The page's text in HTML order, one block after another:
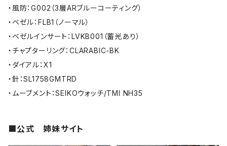
・風防：G002（3層ARブルーコーティング）
・ベゼル：FLB1（ノーマル）
・ベゼルインサート：LVKB001（蓄光あり）
・チャプターリング：CLARABIC-BK
・ダイアル：X1
・針：SL1758GMTRD
・ムーブメント：SEIKOウォッチ/TMI NH35
■公式 姉妹サイト